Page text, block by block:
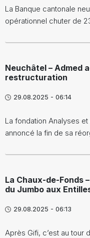
La Banque cantonale
opérationnel chuter de
Neuchâtel – Admed
restructuration
29.08.2025 - 06:14
La fondation Analyses
annoncé la fin de sa
La Chaux-de-Fonds
du Jumbo aux
29.08.2025 - 06:13
Après Gifi, c’est au tour